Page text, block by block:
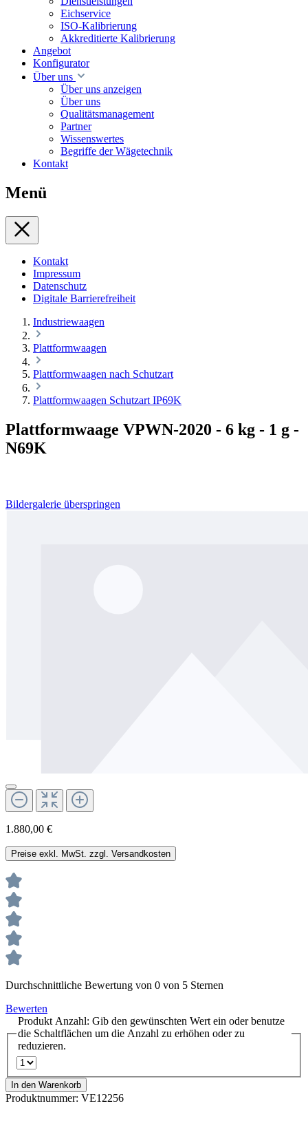
Eichservice
ISO-Kalibrierung
Akkreditierte Kalibrierung
Angebot
Konfigurator
Über uns
Über uns anzeigen
Über uns
Qualitätsmanagement
Partner
Wissenswertes
Begriffe der Wägetechnik
Kontakt
Menü
Kontakt
Impressum
Datenschutz
Digitale Barrierefreiheit
Industriewaagen
Plattformwaagen
Plattformwaagen nach Schutzart
Plattformwaagen Schutzart IP69K
Plattformwaage VPWN-2020 - 6 kg - 1 g -
N69K
Bildergalerie überspringen
1.880,00 €
Preise exkl. MwSt. zzgl. Versandkosten
Durchschnittliche Bewertung von 0 von 5 Sternen
Bewerten
Produkt Anzahl: Gib den gewünschten Wert ein oder benutze
die Schaltflächen um die Anzahl zu erhöhen oder zu
reduzieren.
In den Warenkorb
Produktnummer: VE12256